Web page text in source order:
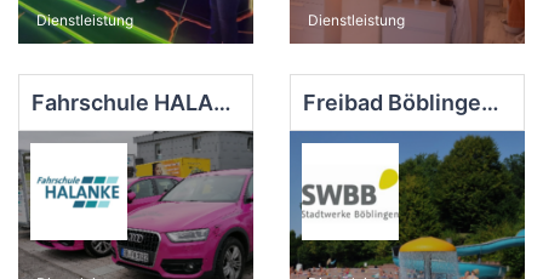
Dienstleistung Dienstleistung
Fahrschule HALANKE GmbH Freibad Böblingen - Eintritt